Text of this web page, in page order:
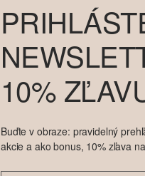
10%
Buďte v obraze: pravidelný
akcie a ako bonus, 10% zľava